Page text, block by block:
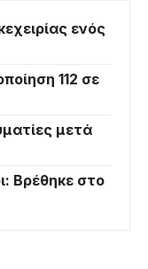
ενός
112 σε
μετά
Βρέθηκε στο